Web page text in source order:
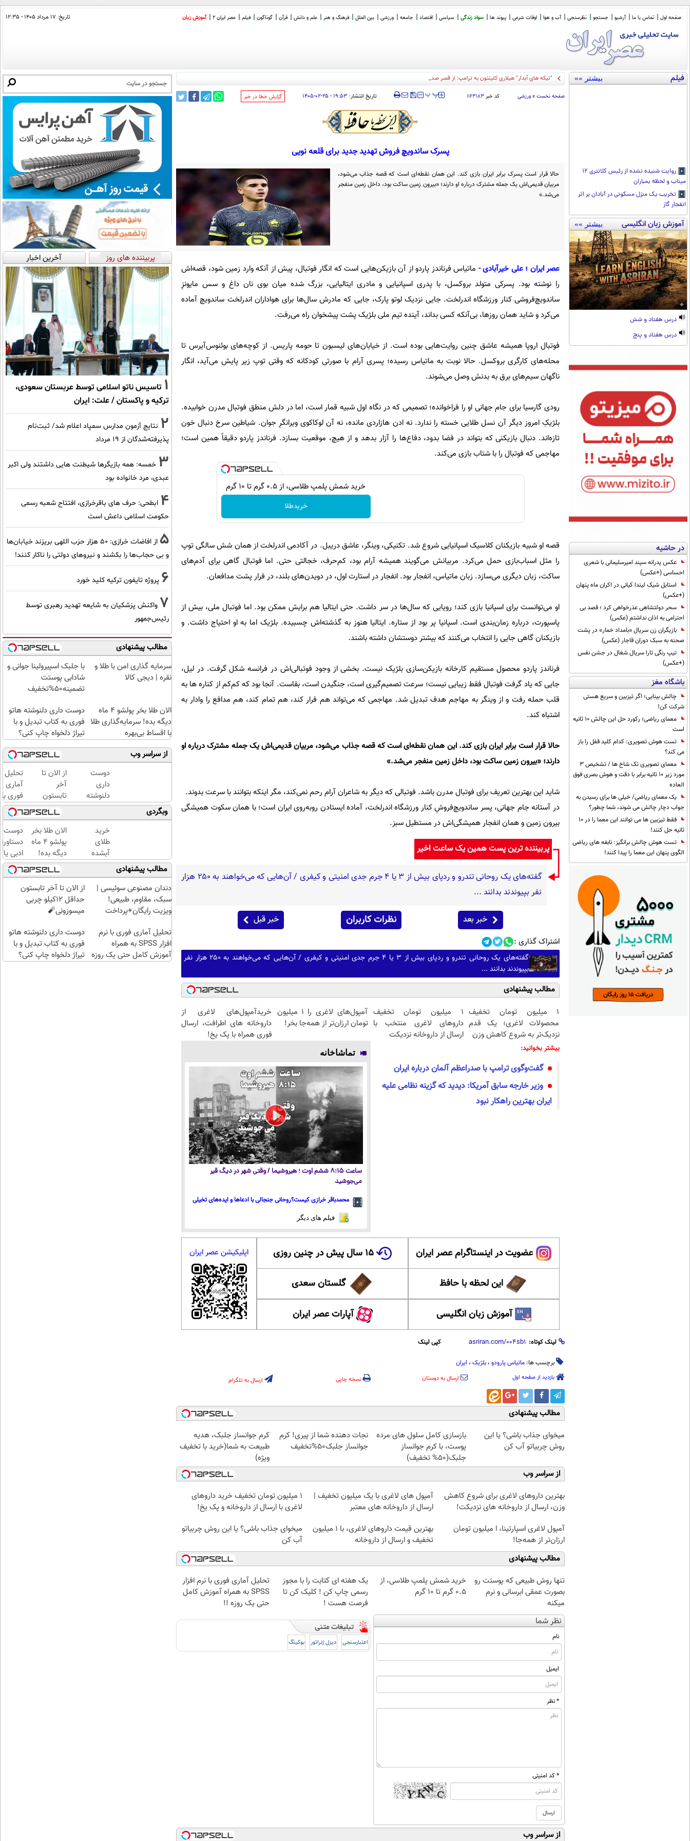
صفحه اول تماس با ما آرشیو جستجو نظرسنجی آب و هوا اوقات شرعی پیوند ها سواد زندگی سیاسی اقتصاد جامعه ورزشی بین الملل فرهنگ و هنر علم و دانش قرآن گوناگون فیلم عصر ایران 2 آموزش زبان تاریخ: ۱۷ مرداد ۱۴۰۵ - ۱۲:۳۵
فیلم بیشتر »»
روایت شنیده نشده از رئیس کلانتری ۱۲
میناب و لحظه بمباران
تخریب یک منزل مسکونی در آبادان بر اثر
انفجار گاز
آموزش زبان انگلیسی بیشتر »»
درس هفتاد و شش
درس هفتاد و پنج
در حاشیه
عکس پدرانه سپند امیرسلیمانی با شعری
احساسی (+عکس)
استایل شیک لیندا کیانی در اکران ماه پنهان
(+عکس)
سحر دولتشاهی عذرخواهی کرد ؛ قصد بی
احترامی به اذان نداشتم (عکس)
بازیگران زن سریال «بامداد خمار» در پشت
صحنه به سبک دوران قاجار (عکس)
تیپ رنگی تارا سریال شغال در جشن نفس
(+عکس)
باشگاه مغز
چالش بینایی؛ اگر تیزبین و سریع هستی
شرکت کن!
معمای ریاضی؛ رکورد حل این چالش 10 ثانیه
است
تست هوش تصویری: کدام کلید قفل را باز
می کند؟
معمای تصویری تک شاخ ها / تشخیص 3
مورد زیر 10 ثانیه برابر با دقت و هوش بصری فوق
العاده
یک معمای ریاضی/ خیلی ها برای رسیدن به
جواب دچار چالش می شوند، شما چطور؟
فقط تیزبین ها می توانند این معما را در 10
ثانیه حل کنند!
تست هوش چالش برانگیز: نابغه های ریاضی
الگوی پنهان این معما را پیدا کنند!
"تیکه های آبدار" هیلاری کلینتون به ترامپ: از قصر صدام و ور رفتن با "ح
صفحه نخست » ورزشی کد خبر ۱۱۶۳۱۸۳ ‍‍‍ پ پ تاریخ انتشار: ۱۹:۵۳ - ۲۵-۰۲-۱۴۰۵ ‌گزارش خطا در خبر
پسرک ساندویچ فروش تهدید جدید برای قلعه نویی
حالا قرار است پسرک برابر ایران بازی کند. این همان نقطه‌ای است که قصه جذاب می‌شود،
مربیان قدیمی‌اش یک جمله مشترک درباره او دارند؛ «بیرون زمین ساکت بود، داخل زمین منفجر
می‌شد.»
عصر ایران ؛ علی خیرآبادی - ماتیاس فرناندز پاردو از آن بازیکن‌هایی است که انگار فوتبال، پیش از آنکه وارد زمین شود، قصه‌اش
را نوشته بود. پسرکی متولد بروکسل، با پدری اسپانیایی و مادری ایتالیایی، بزرگ شده میان بوی نان داغ و سس مایونزِ
ساندویچ‌فروشی کنار ورزشگاه اندرلخت. جایی نزدیک لوتو پارک، جایی که مادرش سال‌ها برای هواداران اندرلخت ساندویچ آماده
می‌کرد و شاید همان روزها، بی‌آنکه کسی بداند، آینده تیم ملی بلژیک پشت پیشخوان راه می‌رفت.
فوتبال اروپا همیشه عاشق چنین روایت‌هایی بوده است. از خیابان‌های لیسبون تا حومه پاریس. از کوچه‌های بوئنوس‌آیرس تا
محله‌های کارگری بروکسل. حالا نوبت به ماتیاس رسیده؛ پسری آرام با صورتی کودکانه که وقتی توپ زیر پایش می‌آید، انگار
ناگهان سیم‌های برق به بدنش وصل می‌شوند.
رودی گارسیا برای جام جهانی او را فراخوانده؛ تصمیمی که در نگاه اول شبیه قمار است، اما در دلش منطق فوتبال مدرن خوابیده.
بلژیکِ امروز دیگر آن نسل طلایی خسته را ندارد. نه ادن هازاردی مانده، نه آن لوکاکوی ویرانگرِ جوان. شیاطین سرخ دنبال خون
تازه‌اند. دنبال بازیکنی که بتواند در فضا بدود، دفاع‌ها را آزار بدهد و از هیچ، موقعیت بسازد. فرناندز پاردو دقیقاً همین است؛
مهاجمی که فوتبال را با شتاب بازی می‌کند.
خرید شمش پلمپ طلاسی، از ۰.۵ گرم تا ۱۰ گرم
خریدطلا
قصه او شبیه بازیکنان کلاسیک اسپانیایی شروع شد. تکنیکی، وینگر، عاشق دریبل. در آکادمی اندرلخت از همان شش سالگی توپ
را مثل اسباب‌بازی حمل می‌کرد. مربیانش می‌گویند همیشه آرام بود، کم‌حرف، خجالتی حتی. اما فوتبال گاهی برای آدم‌های
ساکت، زبان دیگری می‌سازد. زبان ماتیاس، انفجار بود. انفجار در استارت اول، در دویدن‌های بلند، در فرار پشت مدافعان.
او می‌توانست برای اسپانیا بازی کند؛ رویایی که سال‌ها در سر داشت. حتی ایتالیا هم برایش ممکن بود. اما فوتبال ملی، بیش از
پاسپورت، درباره زمان‌بندی است. اسپانیا پر بود از ستاره. ایتالیا هنوز به گذشته‌اش چسبیده. بلژیک اما به او احتیاج داشت. و
بازیکنان گاهی جایی را انتخاب می‌کنند که بیشتر دوستشان داشته باشند.
فرناندز پاردو محصول مستقیم کارخانه بازیکن‌سازی بلژیک نیست. بخشی از وجود فوتبالی‌اش در فرانسه شکل گرفت. در لیل،
جایی که یاد گرفت فوتبال فقط زیبایی نیست؛ سرعت تصمیم‌گیری است، جنگیدن است، بقاست. آنجا بود که کم‌کم از کناره‌ ها به
قلب حمله رفت و از وینگر به مهاجم هدف تبدیل شد. مهاجمی که می‌تواند هم فرار کند، هم تمام کند، هم مدافع را وادار به
اشتباه کند.
حالا قرار است برابر ایران بازی کند. این همان نقطه‌ای است که قصه جذاب می‌شود، مربیان قدیمی‌اش یک جمله مشترک درباره او
دارند؛ «بیرون زمین ساکت بود، داخل زمین منفجر می‌شد.»
شاید این بهترین تعریف برای فوتبال مدرن باشد. فوتبالی که دیگر به شاعران آرام رحم نمی‌کند، مگر اینکه بتوانند با سرعت بدوند.
در آستانه جام جهانی، پسر ساندویچ‌فروشِ کنار ورزشگاه اندرلخت، آماده ایستادن روبه‌روی ایران است؛ با همان سکوت همیشگی
بیرون زمین و همان انفجار همیشگی‌اش در مستطیل سبز.
پربیننده ترین پست همین یک ساعت اخیر
گفته‌های یک روحانی تندرو و ردپای بیش از ۳ یا ۴ جرم جدی امنیتی و کیفری / آن‌هایی که می‌خواهند به ۲۵۰ هزار
نفر بپیوندند بدانند ...
خبر بعد نظرات کاربران خبر قبل
اشتراک گذاری :
گفته‌های یک روحانی تندرو و ردپای بیش از ۳ یا ۴ جرم جدی امنیتی و کیفری / آن‌هایی که می‌خواهند به ۲۵۰ هزار نفر
بپیوندند بدانند ...
مطالب پیشنهادی
۱ میلیون تومان تخفیف
محصولات لاغری؛ یک قدم
نزدیک‌تر به شروع کاهش وزن
۱ میلیون تومان تخفیف
داروهای لاغری منتخب با
ارسال از داروخانه نزدیکت
آمپول‌های لاغری را ۱ میلیون
تومان ارزان‌تر از همه‌جا بخر!
خریدآمپول‌های لاغری از
داروخانه های اطرافت، ارسال
فوری همراه با پک یخ!
بیشتر بخوانید:
گفت‌وگوی ترامپ با صدراعظم آلمان درباره ایران
وزیر خارجه سابق آمریکا: دیدید که گزینه نظامی علیه
ایران بهترین راهکار نبود
تماشاخانه
ساعت ۸:۱۵ ششم اوت ؛ هیروشیما / وقتی شهر در دیگ قیر
می‌جوشید
محمدباقر خرازی کیست؟روحانی جنجالی با ادعاها و ایده‌های تخیلی
فیلم های دیگر
عضویت در اینستاگرام عصر ایران ۱۵ سال پیش در چنین روزی
این لحظه با حافظ گلستان سعدی
آموزش زبان انگلیسی آپارات عصر ایران
اپلیکیشن عصر ایران
لینک کوتاه: کپی لینک
برچسب ها: ماتیاس پارودو ، بلژیک ، ایران
بازدید از صفحه اول ارسال به دوستان نسخه چاپی ارسال به تلگرام
مطالب پیشنهادی
میخوای جذاب باشی؟ یا این
روش چربیاتو آب کن
بازسازی کامل سلول های مرده
پوست، با کرم جوانساز
جلبک(50% تخفیف)
نجات دهنده شما از پیری! کرم
جوانساز جلبک50%تخفیف
کرم جوانساز جلبک، هدیه
طبیعت به شما(خرید با تخفیف
ویژه)
از سراسر وب
بهترین داروهای لاغری برای شروع کاهش
وزن، ارسال از داروخانه های نزدیکت!
آمپول های لاغری با یک میلیون تخفیف |
ارسال از داروخانه های معتبر
1 میلیون تومان تخفیف خرید داروهای
لاغری با ارسال از داروخانه و پک یخ!
آمپول لاغری اسپارتینا، ا میلیون تومان
ارزان‌تر از همه‌جا!
بهترین قیمت داروهای لاغری، با ۱ میلیون
تخفیف و ارسال از داروخانه‌
میخوای جذاب باشی؟ یا این روش چربیاتو
آب کن
مطالب پیشنهادی
تنها روش طبیعی که پوستت رو
بصورت عمقی ابرسانی و نرم
میکنه
خرید شمش پلمپ طلاسی، از
۰.۵ گرم تا ۱۰ گرم
یک هفته ای کتابت را با مجوز
رسمی چاپ کن ! کلیک کن تا
فرصت هست !
تحلیل آماری فوری با نرم افزار
SPSS به همراه آموزش کامل
حتی یک روزه !!
نظر شما
نام
ایمیل
* نظر
* کد امنیتی
اعتبارسنجی دیزل ژنراتور بوکینگ
از سراسر وب
پربیننده های روز آخرین اخبار
1 تاسیس ناتو اسلامی توسط عربستان سعودی،
ترکیه و پاکستان / علت: ایران
2 نتایج آزمون مدارس سمپاد اعلام شد/ ثبت‌نام
پذیرفته‌شدگان از ۱۹ مرداد
3 خمسه: همه بازیگرها شیطنت هایی داشتند ولی اکبر
عبدی، مرد خانواده بود
4 ابطحی: حرف های باقرخرازی، افتتاح شعبه رسمی
حکومت اسلامی داعش است
5
از افاضات خرازی: ۵۰ هزار حزب اللهی بریزند خیابان‌ها
و بی حجاب‌ها را بکشند و نیرو‌های دولتی را ناکار کنند!
6 پروژه تایفون ترکیه کلید خورد
7 واکنش پزشکیان به شایعه تهدید رهبری توسط
رئیس‌جمهور
مطالب پیشنهادی
سرمایه گذاری امن با طلا و
نقره | دیجی کالا
با جلبک اسپیرولینا جوانی و
شادابی پوستت
تضمینه50%تخفیف
الان طلا بخر پولشو 4 ماه
دیگه بده! سرمایه‌گذاری طلا
با اقساط بی‌بهره
دوست داری دلنوشته هاتو
فوری به کتاب تبدیل و با
تیراژ دلخواه چاپ کنی؟
از سراسر وب
دوست
داری
دلنوشته
هاتو
فوری به
کتاب
تبدیل و
با تیراژ
دلخواه
چاپ
کنی؟
از الان تا
آخر
تابستون
حداقل
12کیلو
چربی
میسوزونی
🧨
تحلیل
آماری
فوری با
نرم
افزار
SPSS
به
همراه
آموزش
کامل
حتی
وبگردی
خرید
طلای
آبشده
حتی با
۱۰۰هزارتومان
الان طلا بخر
پولشو 4 ماه
دیگه بده!
سرمایه‌گذاری
طلا با اقساط
بی‌بهره
دوست
ادبی یا
علمی
فوری به
کتاب
مطالب پیشنهادی
دندان مصنوعی سوئیسی |
سبک، مقاوم، طبیعی!
ویزیت رایگان+پرداخت
از الان تا آخر تابستون
حداقل 12کیلو چربی
میسوزونی🧨
تحلیل آماری فوری با نرم
افزار SPSS به همراه
آموزش کامل حتی یک روزه
دوست داری دلنوشته هاتو
فوری به کتاب تبدیل و با
تیراژ دلخواه چاپ کنی؟